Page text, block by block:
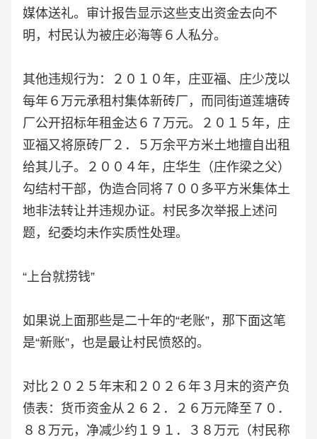
媒体送礼。审计报告显示这些支出资金去向不
明，村民认为被庄必海等６人私分。
其他违规行为：２０１０年，庄亚福、庄少茂以
每年６万元承租村集体新砖厂，而同街道莲塘砖
厂公开招标年租金达６７万元。２０１５年，庄
亚福又将原砖厂２．５万余平方米土地擅自出租
给其儿子。２００４年，庄华生（庄作梁之父）
勾结村干部，伪造合同将７００多平方米集体土
地非法转让并违规办证。村民多次举报上述问
题，纪委均未作实质性处理。
“上台就捞钱”
如果说上面那些是二十年的“老账”，那下面这笔
是“新账”，也是最让村民愤怒的。
对比２０２５年末和２０２６年３月末的资产负
债表：货币资金从２６２．２６万元降至７０．
８８万元，净减少约１９１．３８万元（村民称